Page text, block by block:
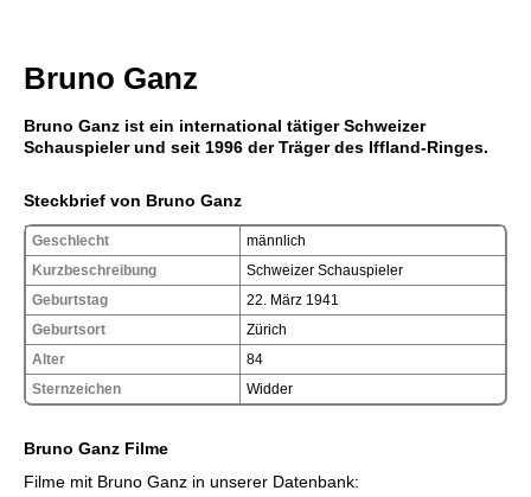
Bruno Ganz
Bruno Ganz ist ein international tätiger Schweizer
Schauspieler und seit 1996 der Träger des Iffland-Ringes.
Steckbrief von Bruno Ganz
Geschlecht
männlich
Kurzbeschreibung
Schweizer Schauspieler
Geburtstag
22. März 1941
Geburtsort
Zürich
Alter
84
Sternzeichen
Widder
Bruno Ganz Filme
Filme mit Bruno Ganz in unserer Datenbank: